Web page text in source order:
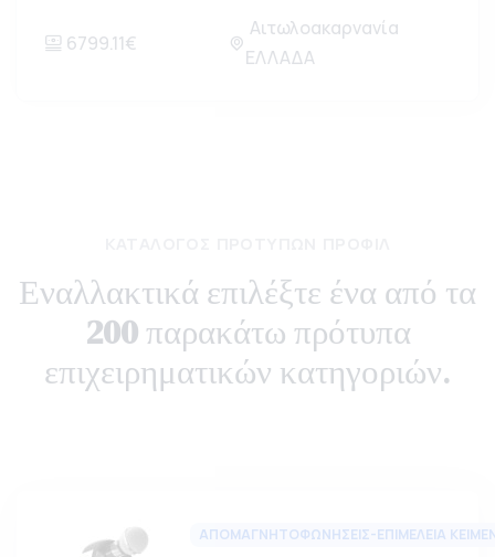
6799.11€
Αιτωλοακαρνανία
ΕΛΛΑΔΑ
Εναλλακτικά επιλέξτε ένα από τα
200παρακάτω πρότυπα
επιχειρηματικών κατηγοριών.
ΑΠΟΜΑΓΝΗΤΟΦΩΝΗΣΕΙΣ-ΕΠΙΜΕΛΕΙΑ